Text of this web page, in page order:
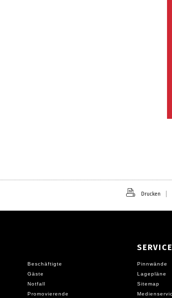
Drucken
Beschäftigte
Gäste
Notfall
Promovierende
SERVICE
Pinnwände
Lagepläne
Sitemap